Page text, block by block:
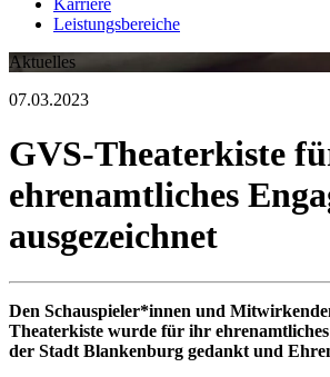
Karriere
Leistungsbereiche
Aktuelles
07.03.2023
GVS-Theaterkiste
ehrenamtliches
ausgezeichnet
Den Schauspieler*innen und
Theaterkiste wurde für ihr
der Stadt Blankenburg gedankt und